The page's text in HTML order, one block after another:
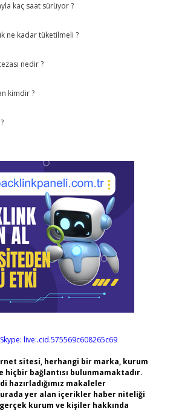
kaç saat sürüyor ?
ne kadar tüketilmeli ?
nedir ?
kimdir ?
Skype: live:.cid.575569c608265c69
sitesi, herhangi bir marka, kurum
hiçbir bağlantısı bulunmamaktadır.
hazırladığımız makaleler
yer alan içerikler haber niteliği
kurum ve kişiler hakkında